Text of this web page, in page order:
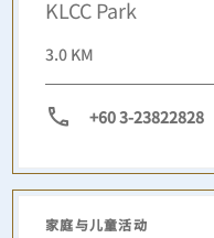
KLCC Park
3.0 KM
+60 3-23822828
家庭与儿童活动